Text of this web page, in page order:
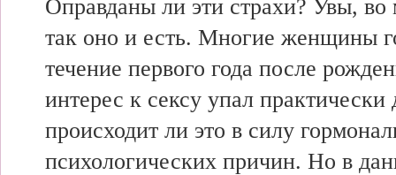
Оправданы ли эти страхи? Увы, во
так оно и есть. Многие женщины
течение первого года после
интерес к сексу упал
происходит ли это в силу
психологических причин. Но в